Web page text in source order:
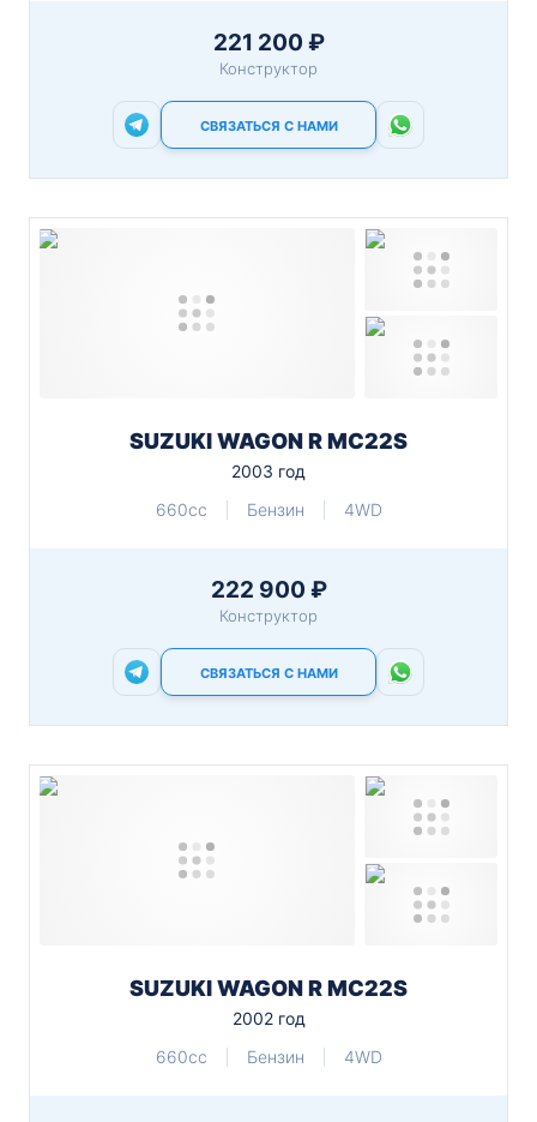
221 200 ₽
Конструктор
СВЯЗАТЬСЯ С НАМИ
SUZUKI WAGON R MC22S
2003 год
660cc
Бензин 4WD
222 900 ₽
Конструктор
СВЯЗАТЬСЯ С НАМИ
SUZUKI WAGON R MC22S
2002 год
660cc
Бензин 4WD